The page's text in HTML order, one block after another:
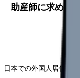
助産師に求めら
日本での外国人居住者